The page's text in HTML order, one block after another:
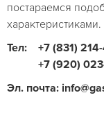
постараемся
характеристиками.
Тел:
+7 (831)
+7 (920)
Эл. почта: